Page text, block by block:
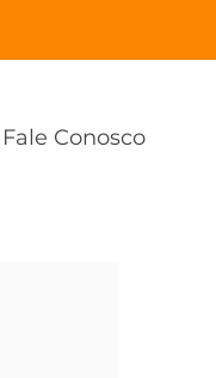
Fale Conosco